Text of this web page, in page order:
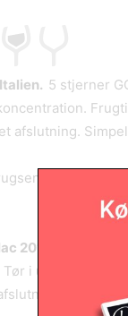
5 stjerner
afslutning.
til 55 kr.
2015, Frankrig.
i udtrykket
85